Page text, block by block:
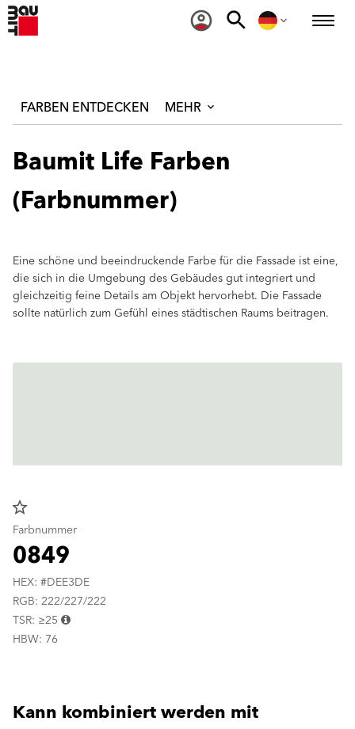
FARBEN ENTDECKEN MEHR
Baumit Life Farben
(Farbnummer)
Eine schöne und beeindruckende Farbe für die Fassade ist eine,
die sich in die Umgebung des Gebäudes gut integriert und
gleichzeitig feine Details am Objekt hervorhebt. Die Fassade
sollte natürlich zum Gefühl eines städtischen Raums beitragen.
star_border
Farbnummer
0849
HEX: #DEE3DE
RGB: 222/227/222
TSR: ≥25
HBW: 76
Kann kombiniert werden mit